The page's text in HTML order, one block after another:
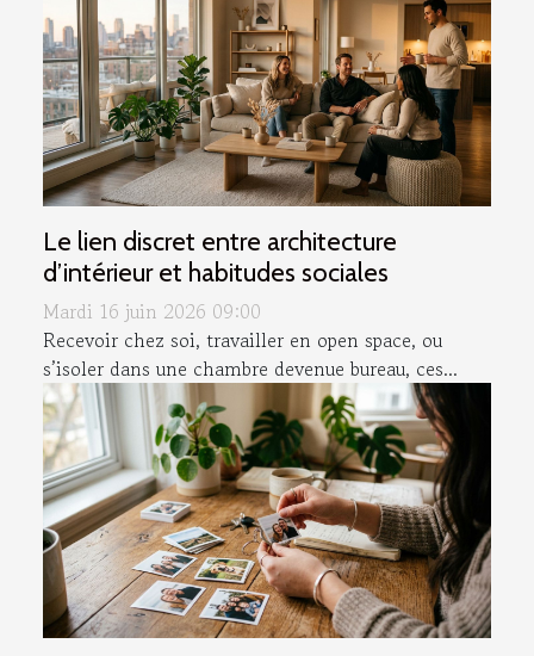
Le lien discret entre architecture
d’intérieur et habitudes sociales
Mardi 16 juin 2026 09:00
Recevoir chez soi, travailler en open space, ou
s’isoler dans une chambre devenue bureau, ces...